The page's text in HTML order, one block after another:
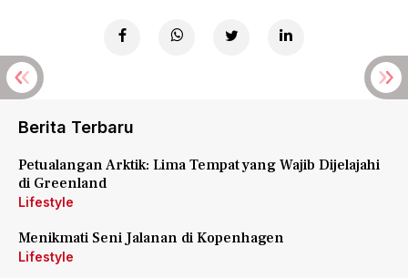
Berita Terbaru
Petualangan Arktik: Lima Tempat yang Wajib Dijelajahi
di Greenland
Lifestyle
Menikmati Seni Jalanan di Kopenhagen
Lifestyle